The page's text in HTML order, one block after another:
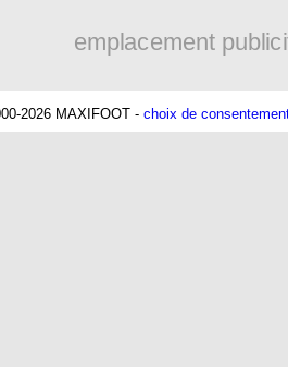
emplacement
2026 MAXIFOOT - choix de